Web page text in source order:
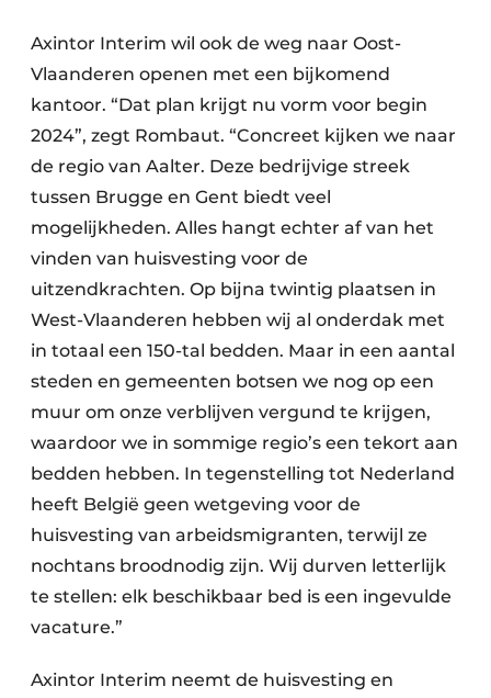
Axintor Interim wil ook de weg naar Oost-
Vlaanderen openen met een bijkomend
kantoor. “Dat plan krijgt nu vorm voor begin
2024”, zegt Rombaut. “Concreet kijken we naar
de regio van Aalter. Deze bedrijvige streek
tussen Brugge en Gent biedt veel
mogelijkheden. Alles hangt echter af van het
vinden van huisvesting voor de
uitzendkrachten. Op bijna twintig plaatsen in
West-Vlaanderen hebben wij al onderdak met
in totaal een 150-tal bedden. Maar in een aantal
steden en gemeenten botsen we nog op een
muur om onze verblijven vergund te krijgen,
waardoor we in sommige regio’s een tekort aan
bedden hebben. In tegenstelling tot Nederland
heeft België geen wetgeving voor de
huisvesting van arbeidsmigranten, terwijl ze
nochtans broodnodig zijn. Wij durven letterlijk
te stellen: elk beschikbaar bed is een ingevulde
vacature.”
Axintor Interim neemt de huisvesting en